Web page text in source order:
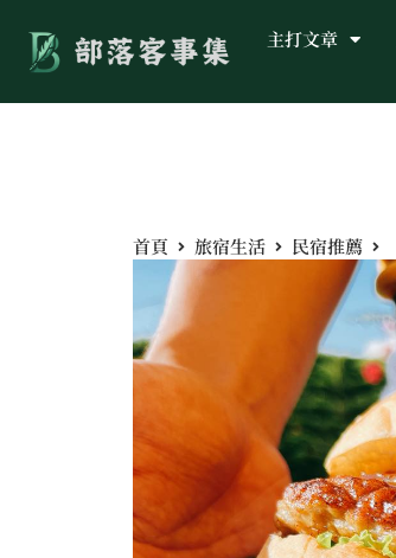
主打文章
首頁 旅宿生活 民宿推薦